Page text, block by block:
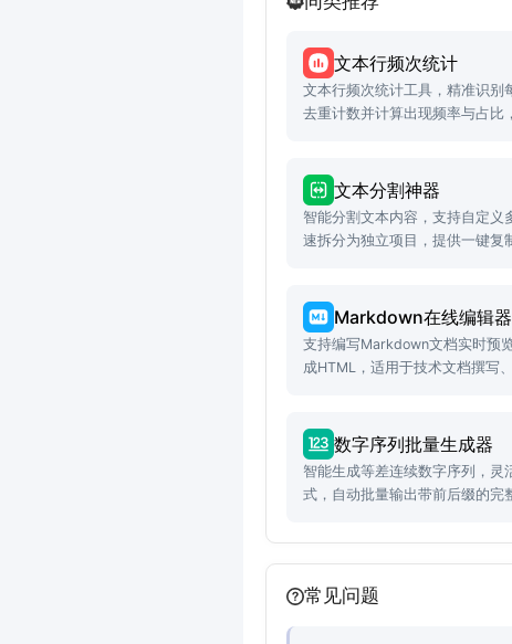
文本行频次统计
文本行频次统计工具，精准识别
去重计数并计算出现频率与占比
文本分割神器
智能分割文本内容，支持自定义
速拆分为独立项目，提供一键复
Markdown在线编辑器
支持编写Markdown文档实时预
成HTML，适用于技术文档撰写
数字序列批量生成器
智能生成等差连续数字序列，灵
式，自动批量输出带前后缀的完
常见问题